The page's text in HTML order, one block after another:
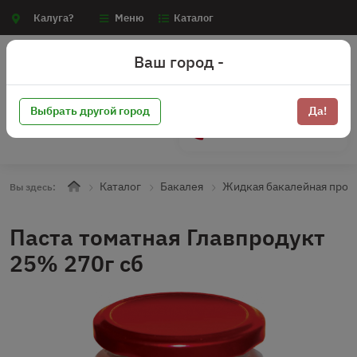
Калуга? Меню Каталог
Вы здесь: Каталог Бакалея Жидкая бакалейная
Паста томатная Главпродукт
25% 270г сб
Ваш город -
Выбрать другой город Да!